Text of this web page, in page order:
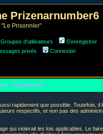
Prizenarnumber6
Prisonnier"
Groupes d'utilisateurs
S'enregistrer
privés Connexion
- Règlement
rapidement que possible. Toutefois, il
respectifs, et non pas des
qui violerait les lois applicables. Le